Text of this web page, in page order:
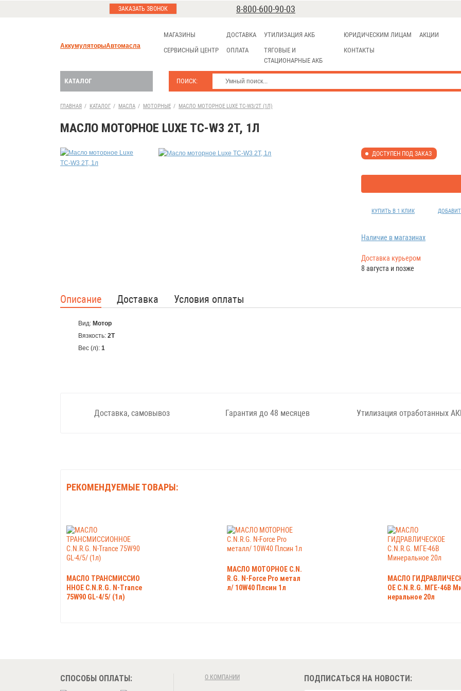
ЗАКАЗАТЬ ЗВОНОК 8-800-600-90-03
АккумуляторыАвтомасла
МАГАЗИНЫ
СЕРВИСНЫЙ ЦЕНТР
ДОСТАВКА
ОПЛАТА
УТИЛИЗАЦИЯ АКБ
ТЯГОВЫЕ И
СТАЦИОНАРНЫЕ АКБ
ЮРИДИЧЕСКИМ ЛИЦАМ
КОНТАКТЫ
АКЦИИ
ПОИСК:
КАТАЛОГ
ГЛАВНАЯ / КАТАЛОГ / МАСЛА / МОТОРНЫЕ / МАСЛО МОТОРНОЕ LUXE TC-W3/2T (1Л)
МАСЛО МОТОРНОЕ LUXE TC-W3 2T, 1Л
ДОСТУПЕН ПОД ЗАКАЗ
КУПИТЬ В 1 КЛИК
Наличие в магазинах
Доставка курьером
8 августа и позже
Описание Доставка Условия оплаты
Вид: Мотор
Вязкость: 2T
Вес (л): 1
Доставка, самовывоз Гарантия до 48 месяцев Утилизация отработанных
РЕКОМЕНДУЕМЫЕ ТОВАРЫ:
МАСЛО ТРАНСМИССИО
ННОЕ C.N.R.G. N-Trance
75W90 GL-4/5/ (1л)
МАСЛО МОТОРНОЕ C.N.
R.G. N-Force Pro метал
л/ 10W40 Плсин 1л
МАСЛО
ОЕ C.N.R.G. МГЕ-46В
неральное 20л
СПОСОБЫ ОПЛАТЫ: О КОМПАНИИ ПОДПИСАТЬСЯ НА НОВОСТИ: